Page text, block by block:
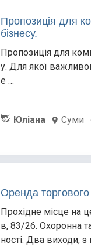
Пропозиція для
бізнесу.
Пропозиція для
у. Для якої
е …
Юліана Суми
Оренда
Прохідне місце на
в, 83/26. Охоронна
ності. Два виходи,